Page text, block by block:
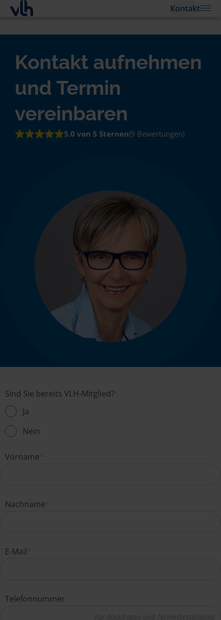
Kontakt
Kontakt aufnehmen
und Termin
vereinbaren
5.0 von 5 Sternen(9 Bewertungen)
Sind Sie bereits VLH-Mitglied?*
Ja
Nein
Vorname*
Nachname*
E-Mail*
Telefonnummer